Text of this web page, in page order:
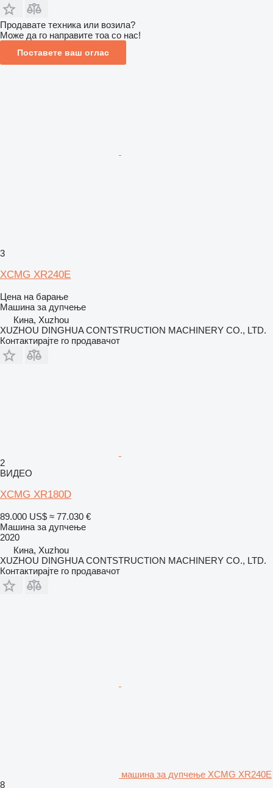
Продавате техника или возила?
Може да го направите тоа со нас!
Поставете ваш оглас
3
XCMG XR240E
Цена на барање
Машина за дупчење
Кина, Xuzhou
XUZHOU DINGHUA CONTSTRUCTION MACHINERY CO., LTD.
Контактирајте го продавачот
2
ВИДЕО
XCMG XR180D
89.000 US$ ≈ 77.030 €
Машина за дупчење
2020
Кина, Xuzhou
XUZHOU DINGHUA CONTSTRUCTION MACHINERY CO., LTD.
Контактирајте го продавачот
машина за дупчење XCMG XR240E
8